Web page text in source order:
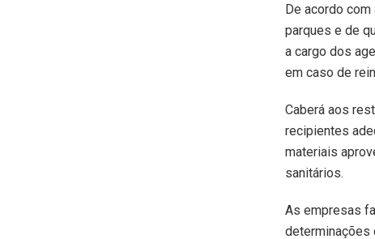
De acordo
parques e de
a cargo dos
em caso de
Caberá aos
recipientes
materiais
sanitários.
As empresas
determinações